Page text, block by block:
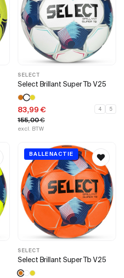
SELECT
Select Brillant Super Tb V25
83,99 €
155,00€
excl. BTW
4 5
BALLENACTIE
SELECT
Select Brillant Super Tb V25